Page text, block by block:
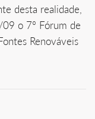
desta realidade,
o 7º Fórum de
Renováveis